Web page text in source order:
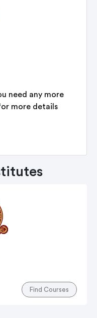
need any more
more details
Find Courses